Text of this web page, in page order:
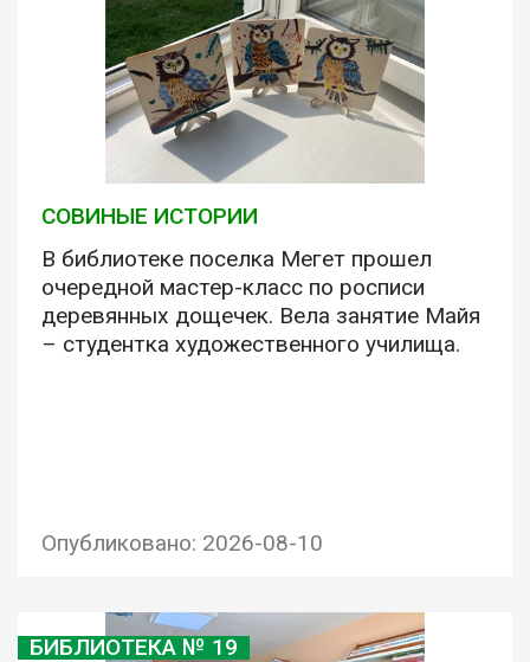
СОВИНЫЕ ИСТОРИИ
В библиотеке поселка Мегет прошел
очередной мастер-класс по росписи
деревянных дощечек. Вела занятие Майя
– студентка художественного училища.
Опубликовано: 2026-08-10
БИБЛИОТЕКА № 19